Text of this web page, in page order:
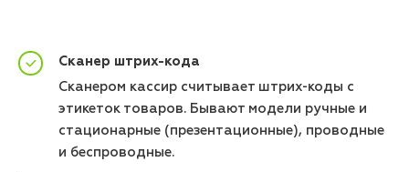
Сканер штрих-кода
Сканером кассир считывает штрих-коды с
этикеток товаров. Бывают модели ручные и
стационарные (презентационные), проводные
и беспроводные.